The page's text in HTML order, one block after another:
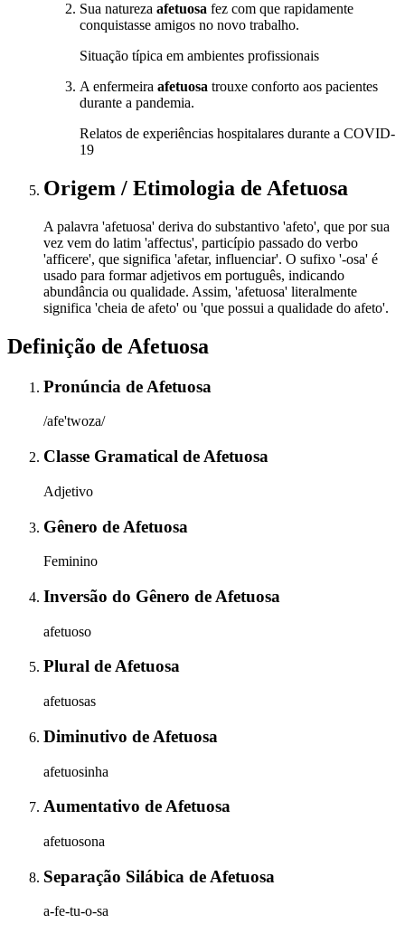
Sua natureza afetuosa fez com que rapidamente
conquistasse amigos no novo trabalho.
Situação típica em ambientes profissionais
A enfermeira afetuosa trouxe conforto aos pacientes
durante a pandemia.
Relatos de experiências hospitalares durante a COVID-
19
Origem / Etimologia de Afetuosa
A palavra 'afetuosa' deriva do substantivo 'afeto', que por sua
vez vem do latim 'affectus', particípio passado do verbo
'afficere', que significa 'afetar, influenciar'. O sufixo '-osa' é
usado para formar adjetivos em português, indicando
abundância ou qualidade. Assim, 'afetuosa' literalmente
significa 'cheia de afeto' ou 'que possui a qualidade do afeto'.
Definição de Afetuosa
Pronúncia de Afetuosa
/afe'twoza/
Classe Gramatical de Afetuosa
Adjetivo
Gênero de Afetuosa
Feminino
Inversão do Gênero de Afetuosa
afetuoso
Plural deAfetuosa
afetuosas
Diminutivo de Afetuosa
afetuosinha
Aumentativo deAfetuosa
afetuosona
Separação Silábica de Afetuosa
a-fe-tu-o-sa